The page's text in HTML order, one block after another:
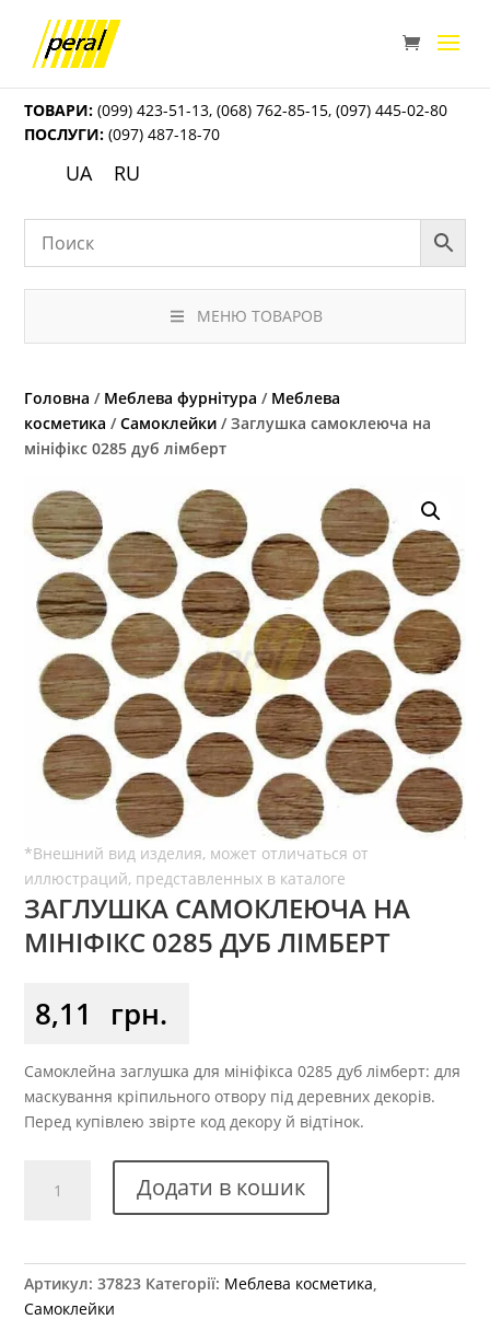
ТОВАРИ: (099) 423-51-13,(068) 762-85-15,(097) 445-02-80
ПОСЛУГИ: (097) 487-18-70
UA RU
МЕНЮ ТОВАРОВ
Головна / Меблева фурнітура / Меблева
косметика /Самоклейки / Заглушка самоклеюча на
мініфікс 0285 дуб лімберт
ЗАГЛУШКА САМОКЛЕЮЧА НА
МІНІФІКС 0285 ДУБ ЛІМБЕРТ
8,11 грн.
Самоклейна заглушка для мініфікса 0285 дуб лімберт: для
маскування кріпильного отвору під деревних декорів.
Перед купівлею звірте код декору й відтінок.
самоклеюча
дуб
Додати в кошик
Артикул:37823 Категорії: Меблева косметика,
Самоклейки